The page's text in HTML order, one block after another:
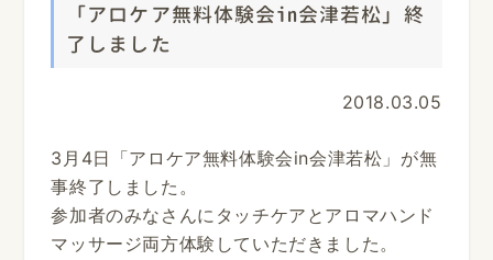
「アロケア無料体験会in会津若松」終
了しました
2018.03.05
3月4日「アロケア無料体験会in会津若松」が無
事終了しました。
参加者のみなさんにタッチケアとアロマハンド
マッサージ両方体験していただきました。